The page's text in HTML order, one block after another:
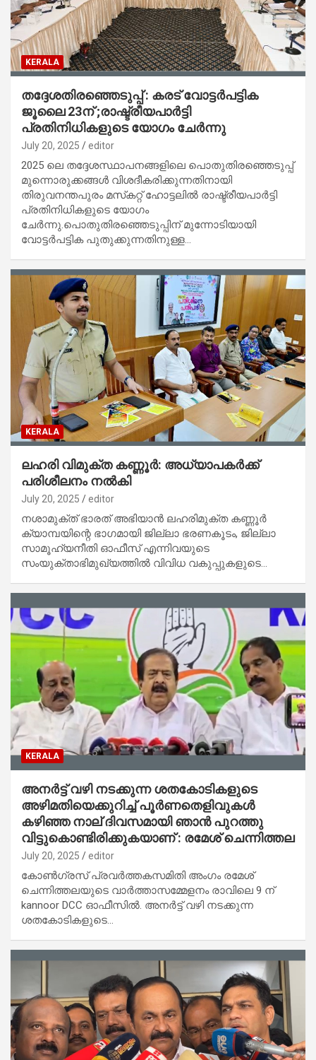
KERALA
തദ്ദേശതിരഞ്ഞെടുപ്പ് : കരട് വോട്ടർപട്ടിക
ജൂലൈ 23ന് ;രാഷ്ട്രീയപാർട്ടി
പ്രതിനിധികളുടെ യോഗം ചേർന്നു
July 20, 2025 editor
2025 ലെ തദ്ദേശസ്ഥാപനങ്ങളിലെ പൊതുതിരഞ്ഞെടുപ്പ്
മുന്നൊരുക്കങ്ങൾ വിശദീകരിക്കുന്നതിനായി
തിരുവനന്തപുരം മസ്‌കറ്റ് ഹോട്ടലിൽ രാഷ്ട്രീയപാർട്ടി
പ്രതിനിധികളുടെ യോഗം
ചേർന്നു.പൊതുതിരഞ്ഞെടുപ്പിന് മുന്നോടിയായി
വോട്ടർപട്ടിക പുതുക്കുന്നതിനുള്ള…
KERALA
ലഹരി വിമുക്ത കണ്ണൂര്‍: അധ്യാപകര്‍ക്ക്
പരിശീലനം നല്‍കി
July 20, 2025 editor
നശാമുക്ത് ഭാരത് അഭിയാന്‍ ലഹരിമുക്ത കണ്ണൂര്‍
ക്യാമ്പയിന്റെ ഭാഗമായി ജില്ലാ ഭരണകൂടം, ജില്ലാ
സാമൂഹ്യനീതി ഓഫീസ് എന്നിവയുടെ
സംയുക്താഭിമുഖ്യത്തില്‍ വിവിധ വകുപ്പുകളുടെ…
KERALA
അനര്‍ട്ട് വഴി നടക്കുന്ന ശതകോടികളുടെ
അഴിമതിയെക്കുറിച്ച് പൂര്‍ണതെളിവുകള്‍
കഴിഞ്ഞ നാല് ദിവസമായി ഞാന്‍ പുറത്തു
വിട്ടുകൊണ്ടിരിക്കുകയാണ് : രമേശ് ചെന്നിത്തല
July 20, 2025 editor
കോൺഗ്രസ് പ്രവർത്തകസമിതി അംഗം രമേശ്
ചെന്നിത്തലയുടെ വാർത്താസമ്മേളനം രാവിലെ 9 ന്
kannoor DCC ഓഫീസിൽ. അനര്‍ട്ട് വഴി നടക്കുന്ന
ശതകോടികളുടെ…